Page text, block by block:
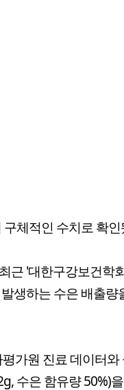
체적인 수치로 확
근 '대한구강보건학
생하는 수은 배출량
가원 진료 데이터와
수은 함유량 50%)